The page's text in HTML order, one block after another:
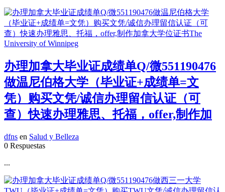
办理加拿大毕业证成绩单Q/微551190476
做温尼伯格大学（毕业证+成绩单=文
凭）购买文凭/诚信办理留信认证（可
查）快速办理雅思、托福，offer,制作加
dfns en Salud y Belleza
0 Respuestas
...